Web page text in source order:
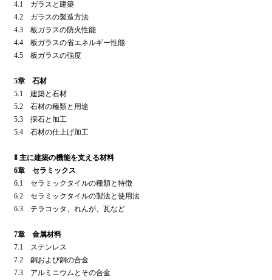
4.1 ガラスと建築
4.2 ガラスの製造方法
4.3 板ガラスの防火性能
4.4 板ガラスの省エネルギー性能
4.5 板ガラスの強度
5章 石材
5.1 建築と石材
5.2 石材の種類と用途
5.3 採石と加工
5.4 石材の仕上げ加工
Ⅱ 主に建築の機能を支える材料
6章 セラミックス
6.1 セラミックタイルの種類と特徴
6.2 セラミックタイルの製法と使用法
6.3 テラコッタ、れんが、瓦など
7章 金属材料
7.1 ステンレス
7.2 銅および銅の合金
7.3 アルミニウムとその合金